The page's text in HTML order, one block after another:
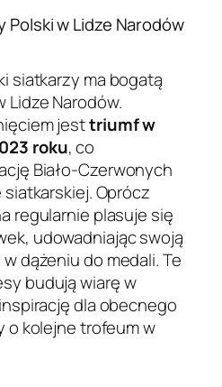
Polski w Lidze Narodów
siatkarzy ma bogatą
Narodów.
jesttriumf w
roku, co
Biało-Czerwonych
Oprócz
regularnie plasuje się
udowadniając swoją
dążeniu do medali. Te
budują wiarę w
dla obecnego
o kolejne trofeum w